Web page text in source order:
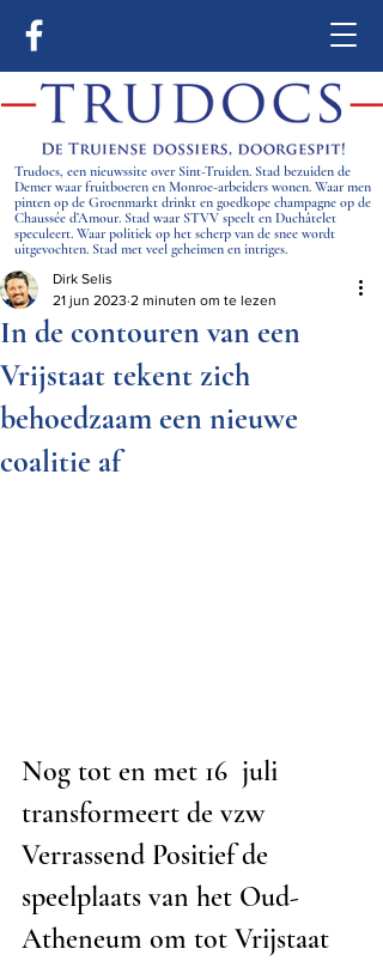
Trudocs, een nieuwssite over Sint-Truiden. Stad bezuiden de
Demer waar fruitboeren en Monroe-arbeiders wonen. Waar men
pinten op de Groenmarkt drinkt en goedkope champagne op de
Chaussée d’Amour. Stad waar STVV speelt en Duchâtelet
speculeert. Waar politiek op het scherp van de snee wordt
uitgevochten. Stad met veel geheimen en intriges.
In de contouren van een
Vrijstaat tekent zich
behoedzaam een nieuwe
coalitie af
Dirk Selis
21 jun 2023 2 minuten om te lezen
Nog tot en met 16  juli
transformeert de vzw
Verrassend Positief de
speelplaats van het Oud-
Atheneum om tot Vrijstaat